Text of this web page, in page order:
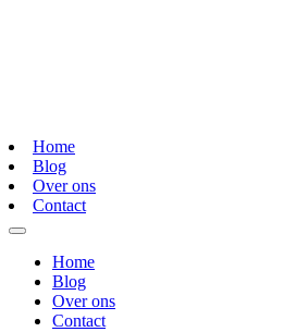
Home
Blog
Over ons
Contact
Home
Blog
Over ons
Contact